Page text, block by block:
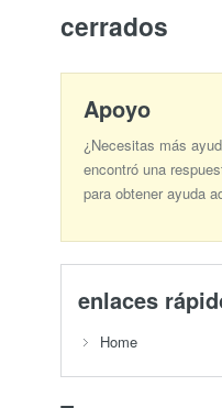
cerrados
Apoyo
¿Necesitas más
encontró una
para obtener ayuda
enlaces
Home